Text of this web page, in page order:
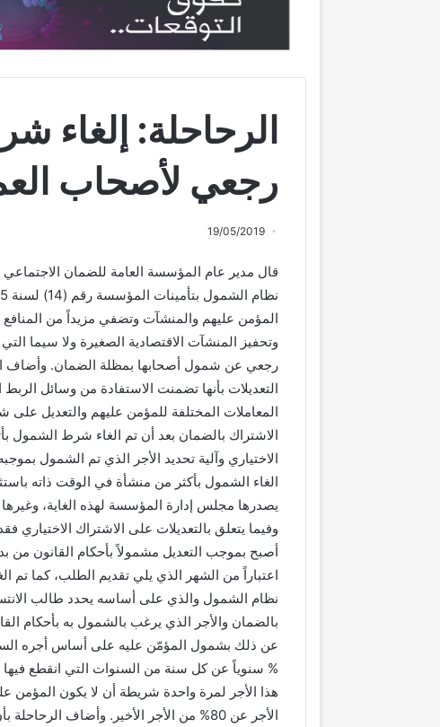
الرحاحلة: إلغاء
رجعي لأصحاب
19/05/2019
قال مدير عام المؤسسة العامة للضمان
المؤمن عليهم والمنشآت وتضفي مزيداً من
وتحفيز المنشآت الاقتصادية الصغيرة ولا سيما التي
رجعي عن شمول أصحابها بمظلة الضمان. وأضاف
التعديلات بأنها تضمنت الاستفادة من وسائل الربط
المعاملات المختلفة للمؤمن عليهم والتعديل
الاشتراك بالضمان بعد أن تم الغاء شرط الشمول
الاختياري وآلية تحديد الأجر الذي تم الشمول
الغاء الشمول بأكثر من منشأة في الوقت ذاته
يصدرها مجلس إدارة المؤسسة لهذه الغاية، وغيرها
وفيما يتعلق بالتعديلات على الاشتراك الاختياري
أصبح بموجب التعديل مشمولاً بأحكام القانون من
نظام الشمول والذي على أساسه يحدد طالب
بالضمان والأجر الذي يرغب بالشمول به بأحكام
% سنوياً عن كل سنة من السنوات التي انقطع فيها
الأجر عن 80% من الأجر الأخير. وأضاف